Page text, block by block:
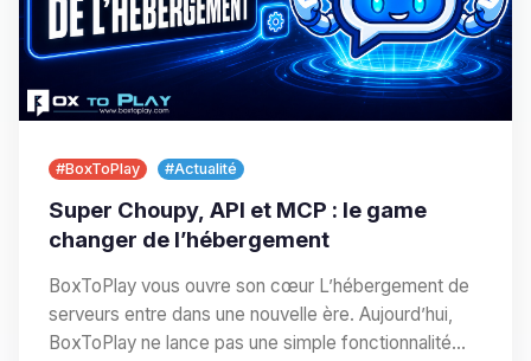
#BoxToPlay #Actualité
Super Choupy, API et MCP : le game
changer de l’hébergement
BoxToPlay vous ouvre son cœur L’hébergement de
serveurs entre dans une nouvelle ère. Aujourd’hui,
BoxToPlay ne lance pas une simple fonctionnalité